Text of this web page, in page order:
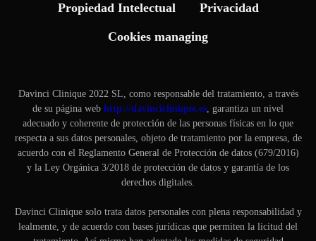
Propiedad Intelectual Privacidad
Cookies managing
Davinci Clinique 2022 SL, como responsable del tratamiento, a través
de su página web http://davinciclinique.es, garantiza un nivel
adecuado y coherente de protección de las personas físicas en lo que
respecta a sus datos personales, objeto de tratamiento por la empresa, de
acuerdo con el Reglamento General de Protección de datos (679/2016)
y la Ley Orgánica 3/2018 de protección de datos y garantía de los
derechos digitales.
Davinci Clinique solo trata datos personales con plena responsabilidad y
lealmente, y de acuerdo con bases jurídicas que permiten la licitud del